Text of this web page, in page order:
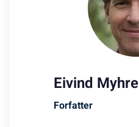
Eivind Myhre
Forfatter